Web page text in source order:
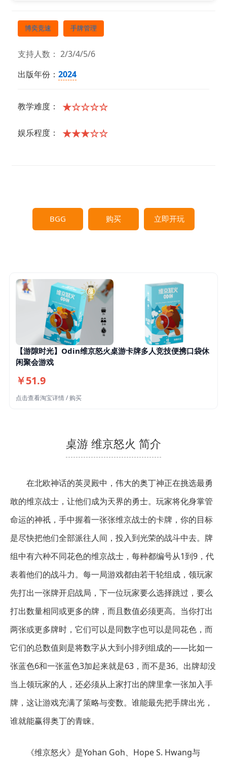
博奕竞速 手牌管理
支持人数： 2/3/4/5/6
出版年份： 2024
教学难度： ★☆☆☆☆
娱乐程度： ★★★☆☆
BGG 购买 立即开玩
【游隙时光】Odin维京怒火桌游卡牌多人竞技便携口袋休
闲聚会游戏
￥51.9
点击查看淘宝详情 / 购买
桌游 维京怒火 简介
在北欧神话的英灵殿中，伟大的奥丁神正在挑选最勇
敢的维京战士，让他们成为天界的勇士。玩家将化身掌管
命运的神祇，手中握着一张张维京战士的卡牌，你的目标
是尽快把他们全部派往人间，投入到光荣的战斗中去。牌
组中有六种不同花色的维京战士，每种都编号从1到9，代
表着他们的战斗力。每一局游戏都由若干轮组成，领玩家
先打出一张牌开启战局，下一位玩家要么选择跳过，要么
打出数量相同或更多的牌，而且数值必须更高。当你打出
两张或更多牌时，它们可以是同数字也可以是同花色，而
它们的总数值则是将数字从大到小排列组成的——比如一
张蓝色6和一张蓝色3加起来就是63，而不是36。出牌却没
当上领玩家的人，还必须从上家打出的牌里拿一张加入手
牌，这让游戏充满了策略与变数。谁能最先把手牌出光，
谁就能赢得奥丁的青睐。
《维京怒火》是Yohan Goh、Hope S. Hwang与